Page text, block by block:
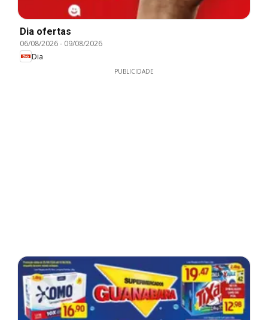
Dia ofertas
06/08/2026- 09/08/2026
Dia
PUBLICIDADE